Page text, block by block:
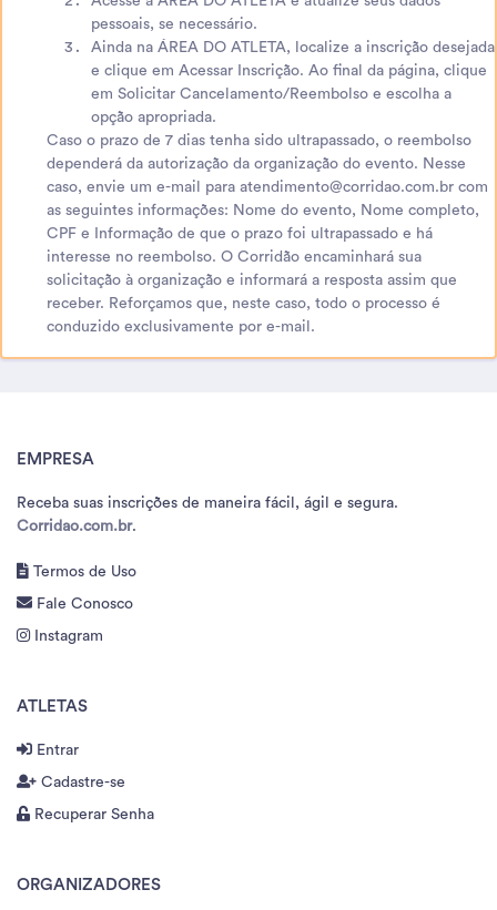
pessoais, se necessário.
Ainda na ÁREA DO ATLETA, localize a inscrição desejada
e clique em Acessar Inscrição. Ao final da página, clique
em Solicitar Cancelamento/Reembolso e escolha a
opção apropriada.
Caso o prazo de 7 dias tenha sido ultrapassado, o reembolso
dependerá da autorização da organização do evento. Nesse
caso, envie um e-mail para atendimento@corridao.com.br com
as seguintes informações: Nome do evento, Nome completo,
CPF e Informação de que o prazo foi ultrapassado e há
interesse no reembolso. O Corridão encaminhará sua
solicitação à organização e informará a resposta assim que
receber. Reforçamos que, neste caso, todo o processo é
conduzido exclusivamente por e-mail.
EMPRESA
Receba suas inscrições de maneira fácil, ágil e segura.
Corridao.com.br.
Termos de Uso
Fale Conosco
Instagram
ATLETAS
Entrar
Cadastre-se
Recuperar Senha
ORGANIZADORES